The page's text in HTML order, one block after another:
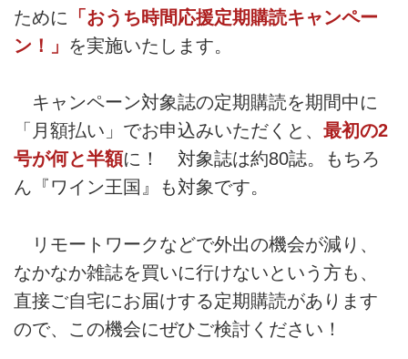
ために 「おうち時間応援定期購読キャンペー
ン！」 を実施いたします。
キャンペーン対象誌の定期購読を期間中に
「月額払い」でお申込みいただくと、 最初の2
号が何と半額に！ 対象誌は約80誌。もちろ
ん『ワイン王国』も対象です。
リモートワークなどで外出の機会が減り、
なかなか雑誌を買いに行けないという方も、
直接ご自宅にお届けする定期購読があります
ので、この機会にぜひご検討ください！